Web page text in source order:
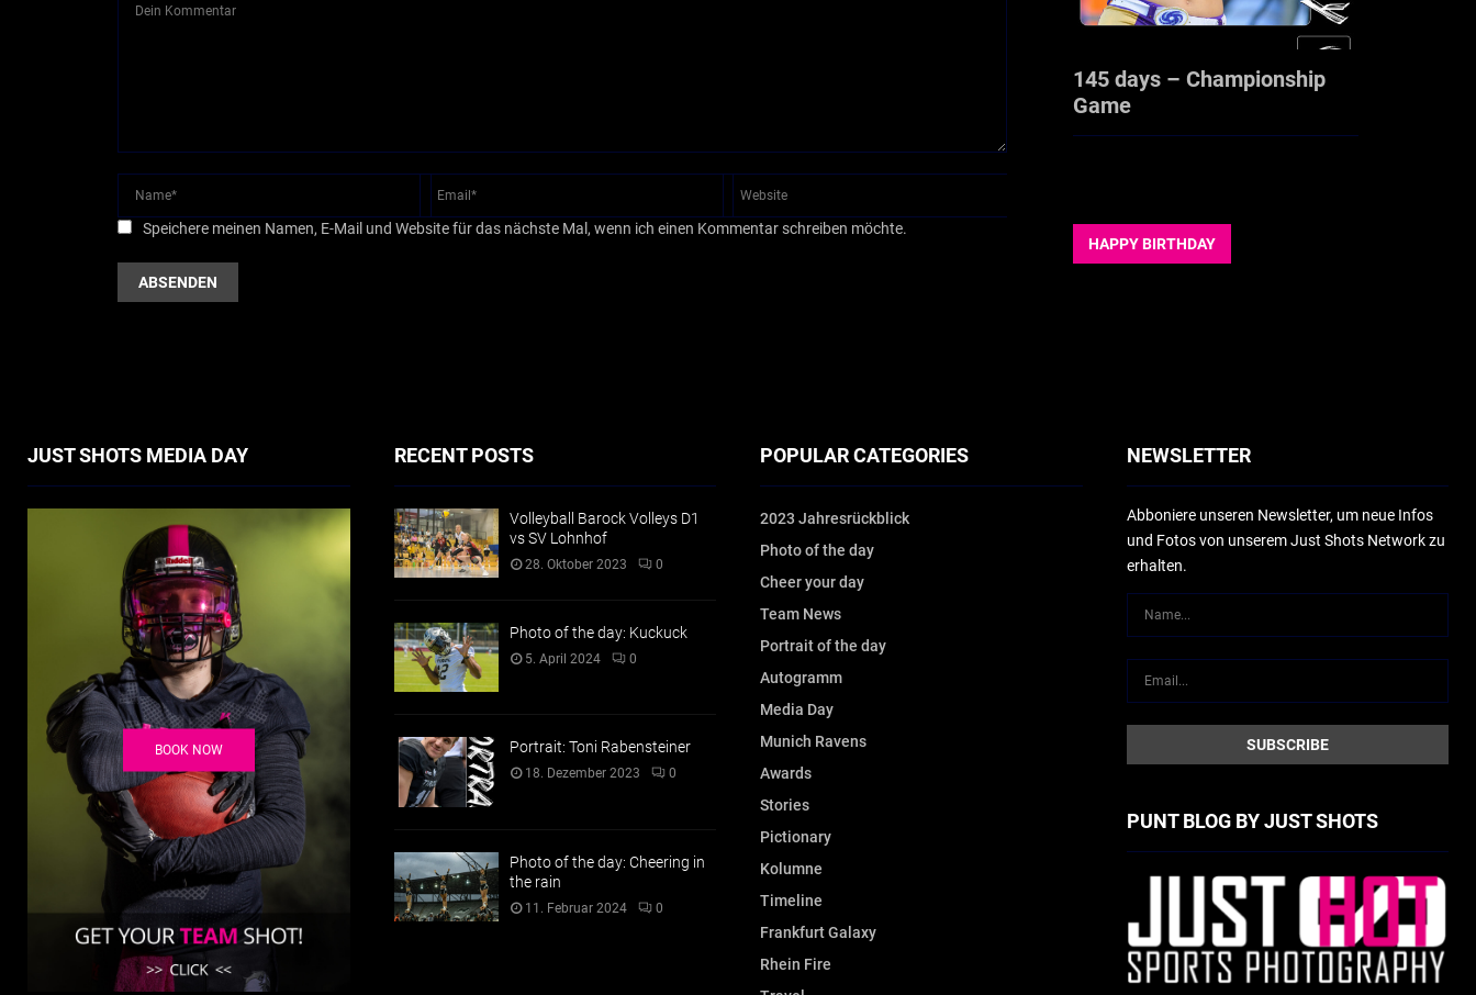
Speichere meinen Namen, E-Mail und Website für das nächste Mal, wenn ich einen Kommentar schreiben möchte.
145 days – Championship
Game
HAPPY BIRTHDAY
JUST SHOTS MEDIA DAY
BOOK NOW
RECENT POSTS
Volleyball Barock Volleys D1
vs SV Lohnhof
28. Oktober 2023 0
Photo of the day: Kuckuck
5. April 2024 0
Portrait: Toni Rabensteiner
18. Dezember 2023 0
Photo of the day: Cheering in
the rain
11. Februar 2024 0
POPULAR CATEGORIES
2023 Jahresrückblick
Photo of the day
Cheer your day
Team News
Portrait of the day
Autogramm
Media Day
Munich Ravens
Awards
Stories
Pictionary
Kolumne
Timeline
Frankfurt Galaxy
Rhein Fire
NEWSLETTER
Abboniere unseren Newsletter, um neue Infos
und Fotos von unserem Just Shots Network zu
erhalten.
PUNT BLOG BY JUST SHOTS